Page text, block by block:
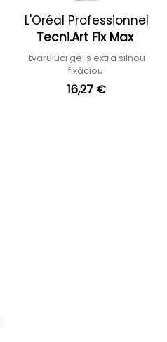
L'Oréal Professionnel
Tecni.Art Fix Max
tvarujúci gél s extra silnou
fixáciou
16,27 €